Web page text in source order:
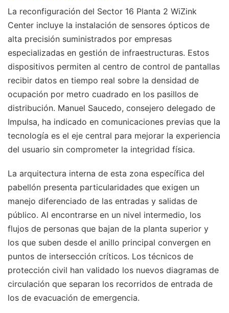
La reconfiguración del Sector 16 Planta 2 WiZink
Center incluye la instalación de sensores ópticos de
alta precisión suministrados por empresas
especializadas en gestión de infraestructuras. Estos
dispositivos permiten al centro de control de pantallas
recibir datos en tiempo real sobre la densidad de
ocupación por metro cuadrado en los pasillos de
distribución. Manuel Saucedo, consejero delegado de
Impulsa, ha indicado en comunicaciones previas que la
tecnología es el eje central para mejorar la experiencia
del usuario sin comprometer la integridad física.
La arquitectura interna de esta zona específica del
pabellón presenta particularidades que exigen un
manejo diferenciado de las entradas y salidas de
público. Al encontrarse en un nivel intermedio, los
flujos de personas que bajan de la planta superior y
los que suben desde el anillo principal convergen en
puntos de intersección críticos. Los técnicos de
protección civil han validado los nuevos diagramas de
circulación que separan los recorridos de entrada de
los de evacuación de emergencia.